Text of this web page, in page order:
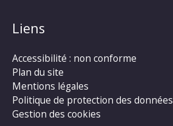
Liens
Accessibilité : non conforme
Plan du site
Mentions légales
Politique de protection des données
Gestion des cookies